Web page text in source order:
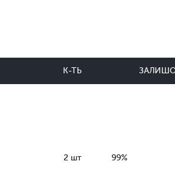
К-ТЬ
2 шт 99%